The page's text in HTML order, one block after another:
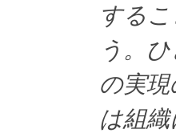
する
う。
の実
は組